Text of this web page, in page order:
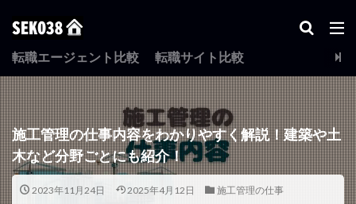
転職エージェント比較 転職サイト比較
施工管理の仕事内容をわかりやすく解説！建築や土
木など分野ごとにも紹介！
2023年11月24日 2025年4月12日
施工管理の仕事
未経験 運転免許
未経験転職
仕事内容
施工管理の資格
検索